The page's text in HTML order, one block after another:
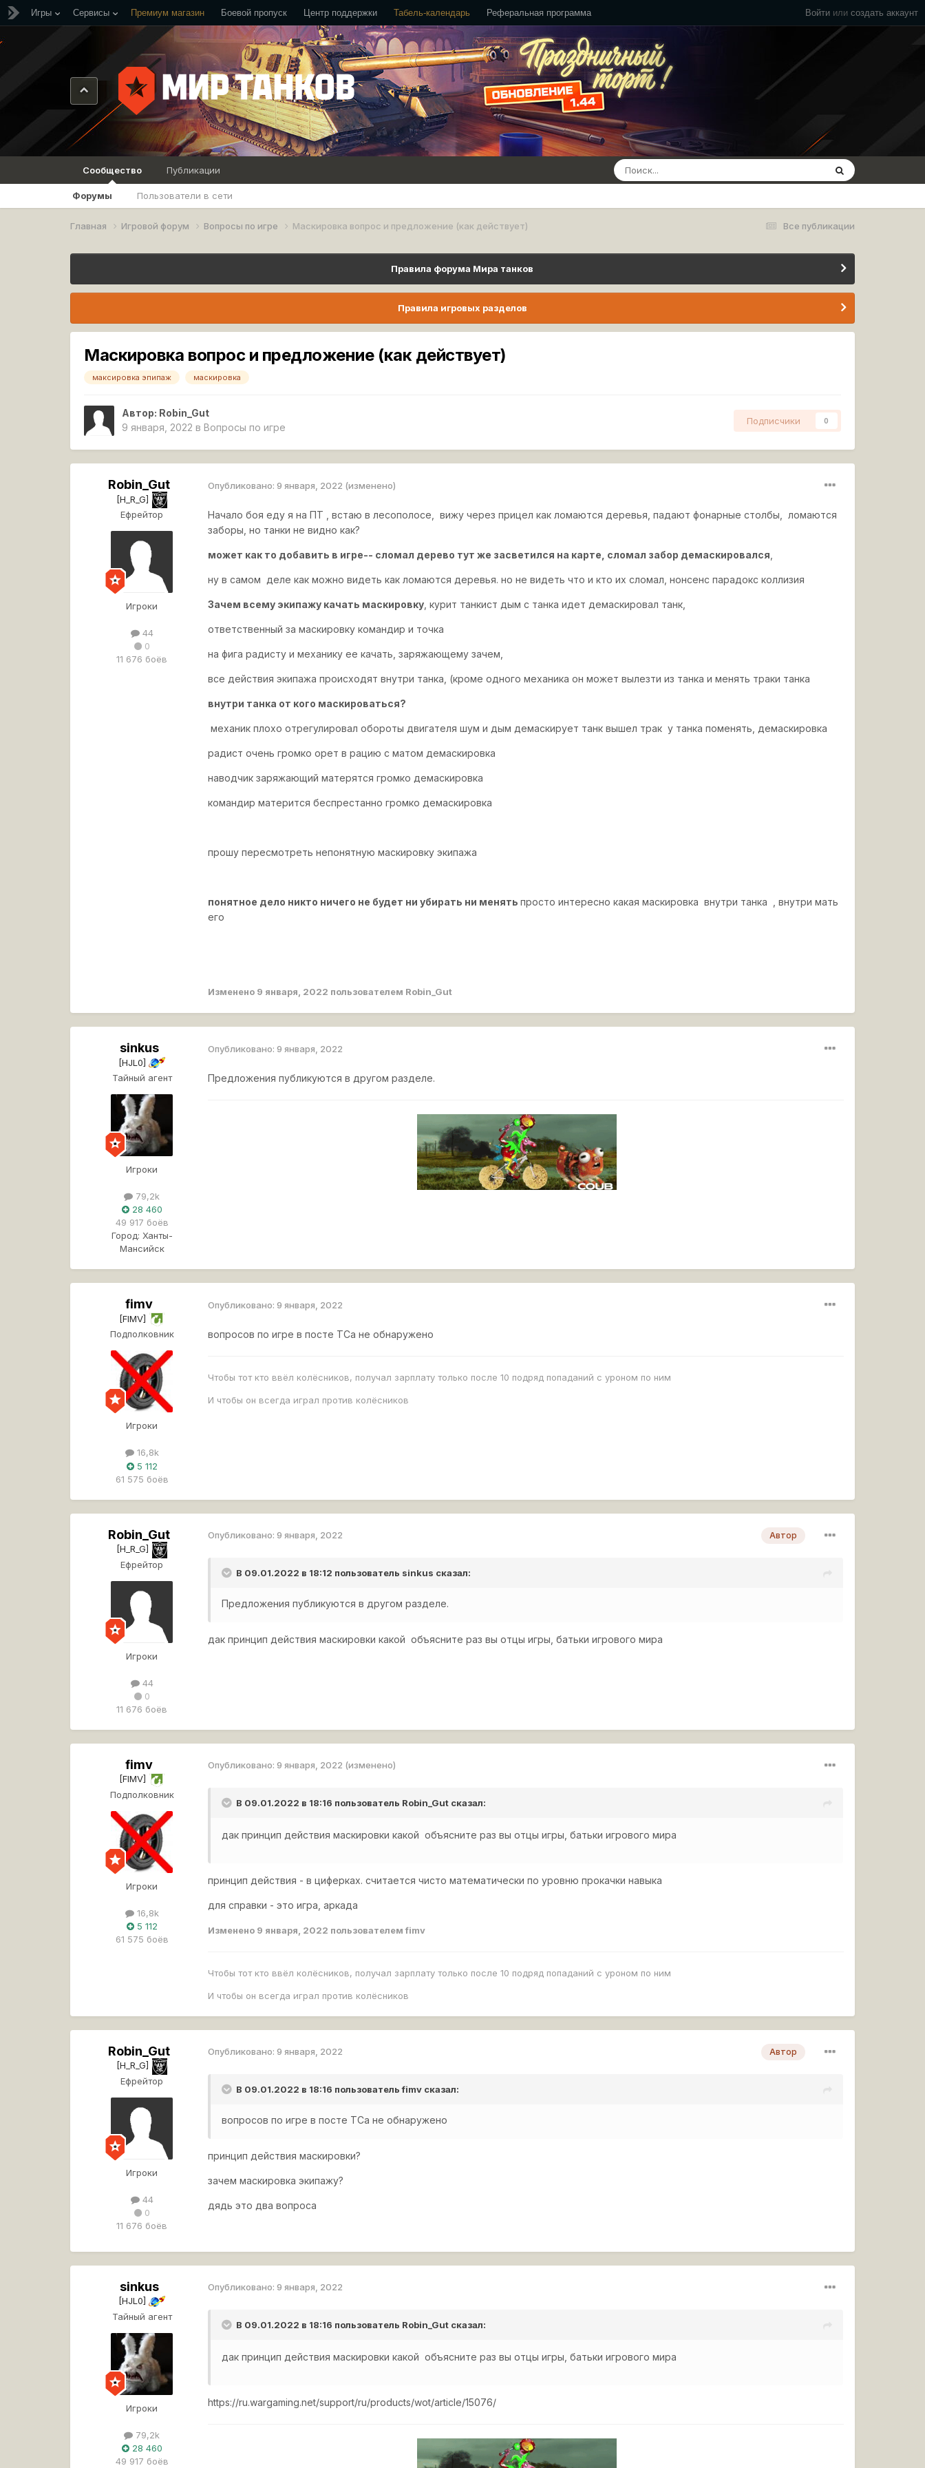
Войти или создать аккаунт
Игры Сервисы Премиум магазин Боевой пропуск Центр поддержки Табель-календарь Реферальная программа
Сообщество
Форумы Пользователи в сети
Публикации
Все публикации
Главная Игровой форум Вопросы по игре Маскировка вопрос и предложение (как действует)
Правила форума Мира танков
Правила игровых разделов
Маскировка вопрос и предложение (как действует)
максировка эпипаж маскировка
Автор: Robin_Gut
9 января, 2022 в Вопросы по игре
Подписчики 0
Robin_Gut
[H_R_G]
Ефрейтор
Игроки
44
0
11 676 боёв
Опубликовано:9 января, 2022 (изменено)
Начало боя еду я на ПТ , встаю в лесополосе, вижу через прицел как ломаются деревья, падают фонарные столбы, ломаются
заборы, но танки не видно как?
может как то добавить в игре-- сломал дерево тут же засветился на карте, сломал забор демаскировался
ну в самом деле как можно видеть как ломаются деревья. но не видеть что и кто их сломал, нонсенс парадокс коллизия
Зачем всему экипажу качать маскировку , курит танкист дым с танка идет демаскировал танк,
ответственный за маскировку командир и точка
на фига радисту и механику ее качать, заряжающему зачем,
все действия экипажа происходят внутри танка, (кроме одного механика он может вылезти из танка и менять траки танка
внутри танка от кого маскироваться?
механик плохо отрегулировал обороты двигателя шум и дым демаскирует танк вышел трак у танка поменять, демаскировка
радист очень громко орет в рацию с матом демаскировка
наводчик заряжающий матерятся громко демаскировка
командир матерится беспрестанно громко демаскировка
прошу пересмотреть непонятную маскировку экипажа
понятное дело никто ничего не будет ни убирать ни менятьпросто интересно какая маскировка внутри танка , внутри мать
его
Изменено 9 января, 2022 пользователем Robin_Gut
sinkus
[HJL0]
Тайный агент
Игроки
79,2k
28 460
49 917 боёв
Город: Ханты-
Мансийск
Опубликовано:9 января, 2022
Предложения публикуются в другом разделе.
fimv
[FIMV]
Подполковник
Игроки
16,8k
5 112
61 575 боёв
Опубликовано:9 января, 2022
вопросов по игре в посте ТСа не обнаружено
Чтобы тот кто ввёл колёсников, получал зарплату только после 10 подряд попаданий с уроном по ним
И чтобы он всегда играл против колёсников
Robin_Gut
[H_R_G]
Ефрейтор
Игроки
44
0
11 676 боёв
Автор
Опубликовано:9 января, 2022
В 09.01.2022 в 18:12 пользователь sinkus сказал:
Предложения публикуются в другом разделе.
дак принцип действия маскировки какой объясните раз вы отцы игры, батьки игрового мира
fimv
[FIMV]
Подполковник
Игроки
16,8k
5 112
61 575 боёв
Опубликовано:9 января, 2022 (изменено)
В 09.01.2022 в 18:16 пользователь Robin_Gut сказал:
дак принцип действия маскировки какой объясните раз вы отцы игры, батьки игрового мира
принцип действия - в циферках. считается чисто математически по уровню прокачки навыка
для справки - это игра, аркада
Изменено 9 января, 2022 пользователем fimv
Чтобы тот кто ввёл колёсников, получал зарплату только после 10 подряд попаданий с уроном по ним
И чтобы он всегда играл против колёсников
Robin_Gut
[H_R_G]
Ефрейтор
Игроки
44
0
11 676 боёв
Автор
Опубликовано:9 января, 2022
В 09.01.2022 в 18:16 пользовательfimv сказал:
вопросов по игре в посте ТСа не обнаружено
принцип действия маскировки?
зачем маскировка экипажу?
дядь это два вопроса
sinkus
[HJL0]
Тайный агент
Игроки
79,2k
28 460
49 917 боёв
Опубликовано:9 января, 2022
В 09.01.2022 в 18:16 пользователь Robin_Gut сказал:
дак принцип действия маскировки какой объясните раз вы отцы игры, батьки игрового мира
https://ru.wargaming.net/support/ru/products/wot/article/15076/